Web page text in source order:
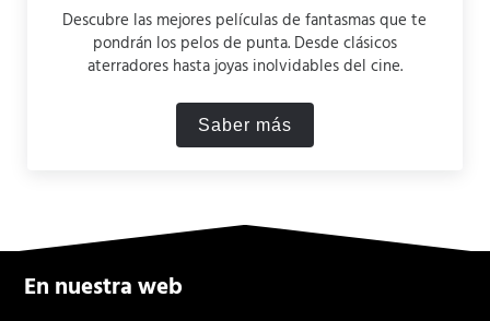
Descubre las mejores películas de fantasmas que te
pondrán los pelos de punta. Desde clásicos
aterradores hasta joyas inolvidables del cine.
Saber másLas 10 mejores películas
En nuestra web